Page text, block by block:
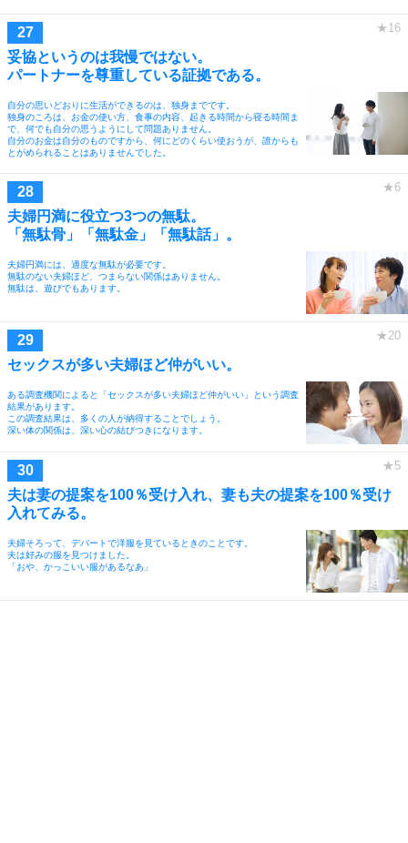
妥協というのは我慢ではない。
パートナーを尊重している証拠である。
自分の思いどおりに生活ができるのは、独身までです。
独身のころは、お金の使い方、食事の内容、起きる時間から寝る時間ま
で、何でも自分の思うようにして問題ありません。
自分のお金は自分のものですから、何にどのくらい使おうが、誰からも
とがめられることはありませんでした。
夫婦円満に役立つ3つの無駄。
「無駄骨」「無駄金」「無駄話」。
夫婦円満には、適度な無駄が必要です。
無駄のない夫婦ほど、つまらない関係はありません。
無駄は、遊びでもあります。
セックスが多い夫婦ほど仲がいい。
ある調査機関によると「セックスが多い夫婦ほど仲がいい」という調査
結果があります。
この調査結果は、多くの人が納得することでしょう。
深い体の関係は、深い心の結びつきになります。
夫は妻の提案を100％受け入れ、妻も夫の提案を100％受け
入れてみる。
夫婦そろって、デパートで洋服を見ているときのことです。
夫は好みの服を見つけました。
「おや、かっこいい服があるなあ」